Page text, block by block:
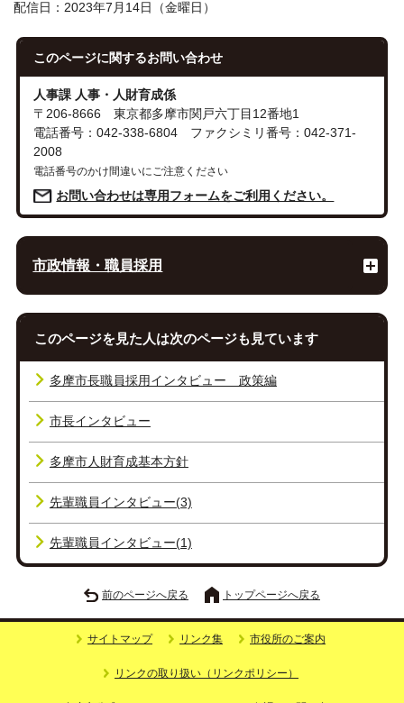
配信日：2023年7月14日（金曜日）
このページに関するお問い合わせ
人事課 人事・人財育成係
〒206-8666 東京都多摩市関戸六丁目12番地1
電話番号：042-338-6804 ファクシミリ番号：042-371-
2008
電話番号のかけ間違いにご注意ください
お問い合わせは専用フォームをご利用ください。
市政情報・職員採用
このページを見た人は次のページも見ています
多摩市長職員採用インタビュー 政策編
市長インタビュー
多摩市人財育成基本方針
先輩職員インタビュー(3)
先輩職員インタビュー(1)
前のページへ戻る トップページへ戻る
サイトマップ リンク集 市役所のご案内
リンクの取り扱い（リンクポリシー）